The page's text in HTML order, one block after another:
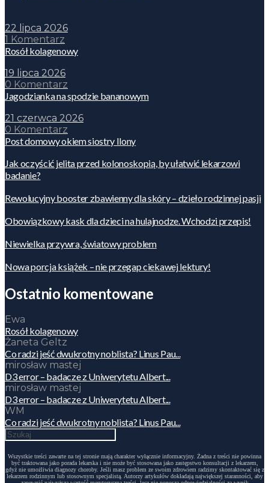
22 lipca 2026
1 Komentarz
Rosół kolagenowy
19 lipca 2026
0 Komentarz
Jagodzianka na spodzie bananowym
21 czerwca 2026
0 Komentarz
Post domowy okiem siostry Ilony
Jak oczyścić jelita przed kolonoskopią, by ułatwić lekarzowi
badanie?
Rewolucyjny booster zbawienny dla skóry – dzieło rodzinnej pasji
Obowiązkowy kask dla dzieci na hulajnodze. Wchodzi przepis!
Niewielka przywra, światowy problem
Nowa porcja książek – nie przegap ciekawej lektury!
Ostatnio komentowane
Ewa
Rosół kolagenowy
Żaneta Geltz
Co radzi jeść dwukrotny noblista? Linus Pau...
mirosław mastej
D3 error – badacze z Uniwerytetu Albert...
mirosław mastej
D3 error – badacze z Uniwerytetu Albert...
WM
Co radzi jeść dwukrotny noblista? Linus Pau...
Wszystkie treści zawarte na tej stronie mają charakter wyłącznie informacyjny. Żadna z treści nie powinna
być traktowana jako porada lekarska i nie może być stosowana jako zastępstwo konsultacji z lekarzem,
gdyż nie umożliwia diagnozy choroby. Jeśli masz problem ze swoim zdrowiem radzimy skontaktować się z
lekarzem rodzinnym lub stosownym specjalistą. Autorzy artykułów dokładają największej staranności, aby